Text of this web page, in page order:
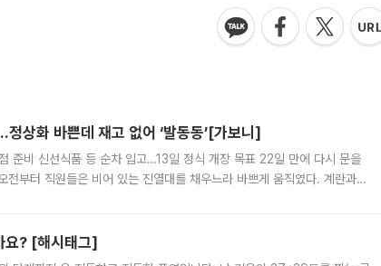
상화 바쁜데 재고 없어 ‘발동동’[가보니]
준비 신선식품 등 순차 입고…13일 정식 개장 목표 22일 만에 다시 문을
전부터 직원들은 비어 있는 진열대를 채우느라 바쁘게 움직였다. 계란과
요? [해시태그]